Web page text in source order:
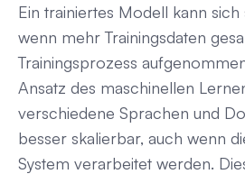
Ein trainiertes Modell kann
wenn mehr Trainingsdaten
Trainingsprozess
Ansatz des maschinellen
verschiedene Sprachen und
besser skalierbar, auch wenn
System verarbeitet werden.